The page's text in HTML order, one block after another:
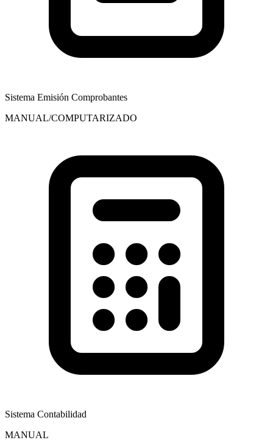
Sistema Emisión Comprobantes
MANUAL/COMPUTARIZADO
Sistema Contabilidad
MANUAL